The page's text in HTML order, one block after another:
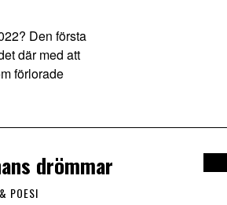
Den första
där med att
förlorade
drömmar
POESI